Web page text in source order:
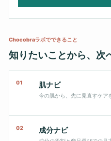
Chocobraラボでできること
知りたいことから、次
01 肌ナビ
今の肌から、先に見直すケア
02 成分ナビ